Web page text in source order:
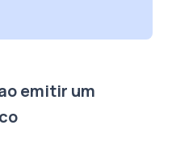
emitir um